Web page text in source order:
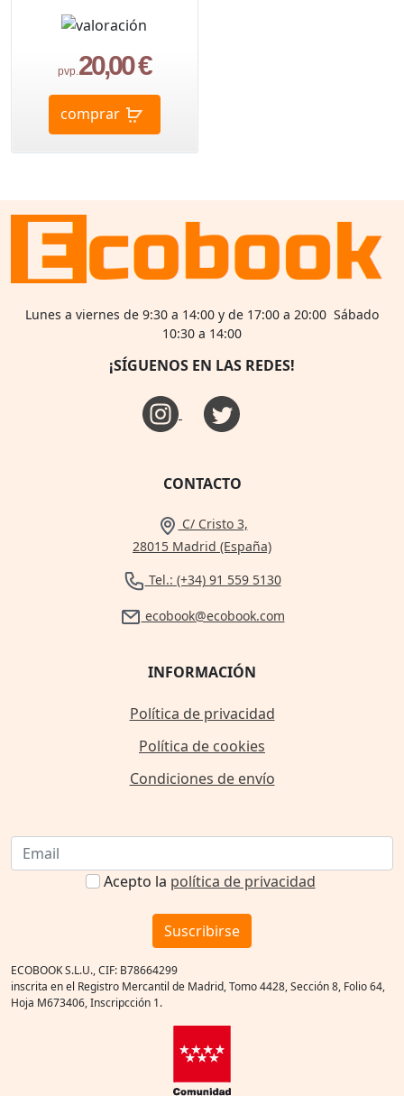
pvp.20,00 €
comprar
Lunes a viernes de 9:30 a 14:00 y de 17:00 a 20:00 Sábado
10:30 a 14:00
¡SÍGUENOS EN LAS REDES!
CONTACTO
C/ Cristo 3,
28015 Madrid (España)
Tel.: (+34) 91 559 5130
ecobook@ecobook.com
INFORMACIÓN
Política de privacidad
Política de cookies
Condiciones de envío
Acepto la política de privacidad
Suscribirse
ECOBOOK S.L.U., CIF: B78664299
inscrita en el Registro Mercantil de Madrid, Tomo 4428, Sección 8, Folio 64,
Hoja M673406, Inscripcción 1.